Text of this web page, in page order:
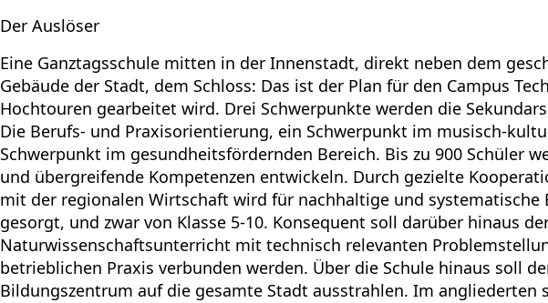
Der Auslöser
Eine Ganztagsschule mitten in der Innenstadt, direkt neben dem
Gebäude der Stadt, dem Schloss: Das ist der Plan für den Campus
Hochtouren gearbeitet wird. Drei Schwerpunkte werden die
Die Berufs- und Praxisorientierung, ein Schwerpunkt im musisch-
Schwerpunkt im gesundheitsfördernden Bereich. Bis zu 900 Schüler
und übergreifende Kompetenzen entwickeln. Durch gezielte
mit der regionalen Wirtschaft wird für nachhaltige und systematische
gesorgt, und zwar von Klasse 5-10. Konsequent soll darüber hinaus
Naturwissenschaftsunterricht mit technisch relevanten
betrieblichen Praxis verbunden werden. Über die Schule hinaus soll
Bildungszentrum auf die gesamte Stadt ausstrahlen. Im angliederten